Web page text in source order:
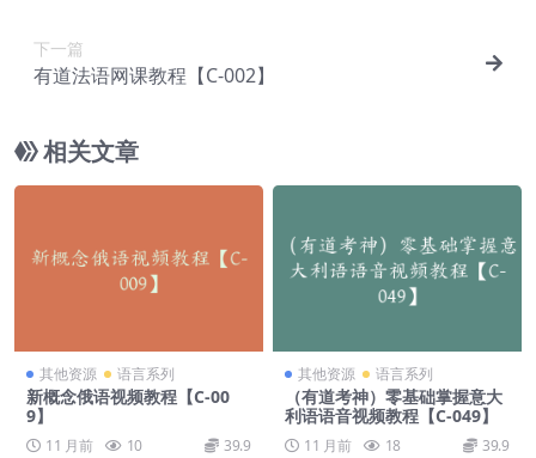
下一篇
有道法语网课教程【C-002】
相关文章
其他资源 语言系列
新概念俄语视频教程【C-00
9】
11 月前 10 39.9
其他资源 语言系列
（有道考神）零基础掌握意大
利语语音视频教程【C-049】
11 月前 18 39.9